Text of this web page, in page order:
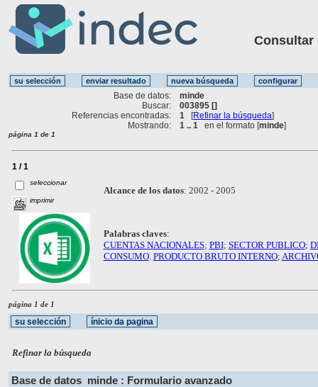
Consultar
Base de datos:
minde
Buscar:
003895 []
Referencias encontradas:
1 [Refinar la búsqueda]
Mostrando:
1 .. 1 en el formato [minde]
página 1 de 1
1 / 1
seleccionar
imprimir
Alcance de los datos: 2002 - 2005
Palabras claves:
CUENTAS NACIONALES; PBI; SECTOR PUBLICO;
CONSUMO. PRODUCTO BRUTO INTERNO;
página 1 de 1
Refinar la búsqueda
Base de datos minde : Formulario avanzado